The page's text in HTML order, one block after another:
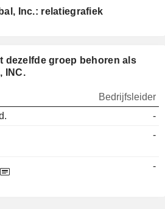
Inc.: relatiegrafiek
dezelfde groep behoren als
INC.
Bedrijfsleider
-
-
-